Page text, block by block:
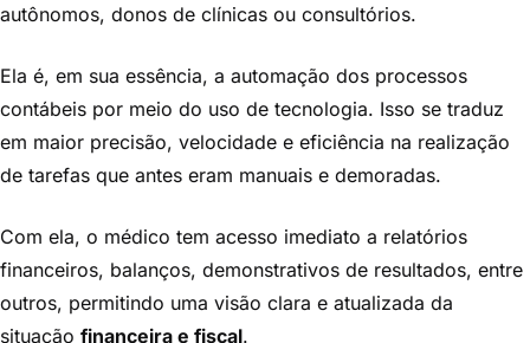
autônomos, donos de clínicas ou consultórios.
Ela é, em sua essência, a automação dos processos
contábeis por meio do uso de tecnologia. Isso se traduz
em maior precisão, velocidade e eficiência na realização
de tarefas que antes eram manuais e demoradas.
Com ela, o médico tem acesso imediato a relatórios
financeiros, balanços, demonstrativos de resultados, entre
outros, permitindo uma visão clara e atualizada da
situação financeira e fiscal.